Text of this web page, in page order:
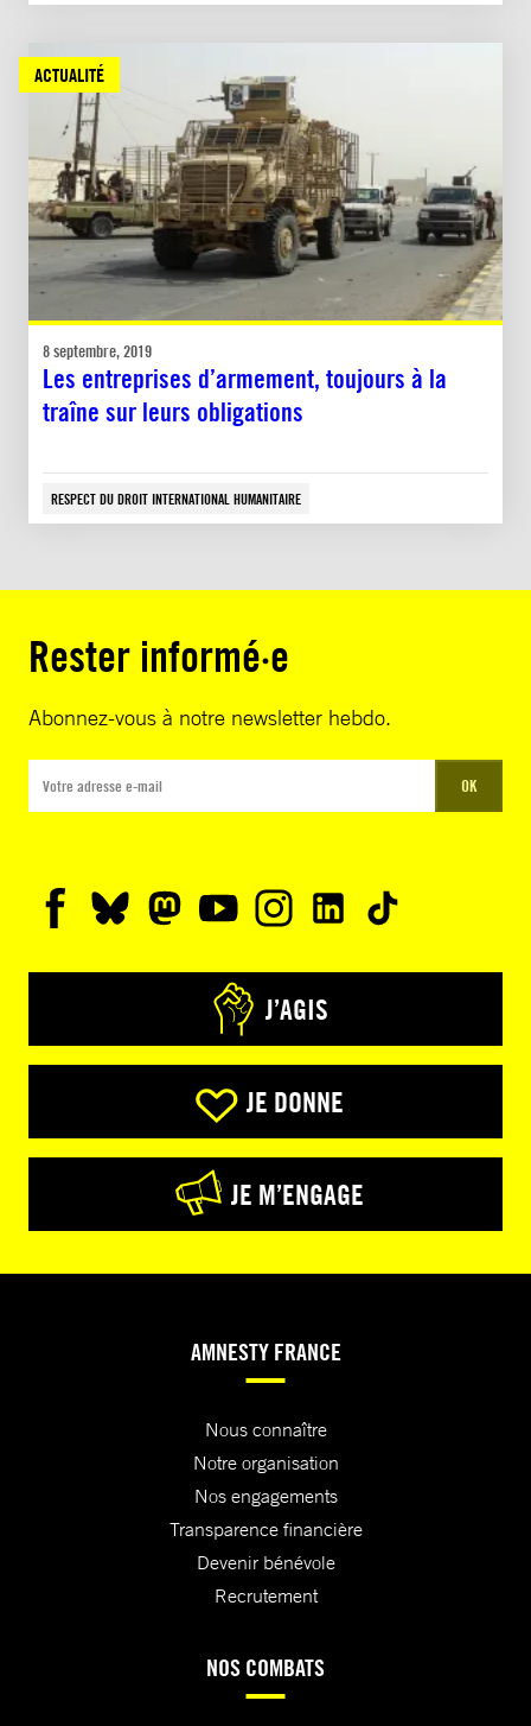
ACTUALITÉ
8 septembre, 2019
Les entreprises d’armement, toujours à la
traîne sur leurs obligations
RESPECT DU DROIT INTERNATIONAL HUMANITAIRE
Rester informé·e
Abonnez-vous à notre newsletter hebdo.
OK
J’AGIS
JE DONNE
JE M’ENGAGE
AMNESTY FRANCE
Nous connaître
Notre organisation
Nos engagements
Transparence financière
Devenir bénévole
Recrutement
NOS COMBATS